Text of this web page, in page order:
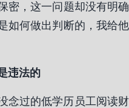
密，这一问题却没有明确
如何做出判断的，我给他
违法的
念过的低学历员工阅读财